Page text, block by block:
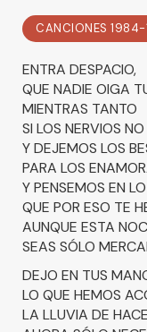
CANCIONES
ENTRA DESPACIO,
QUE NADIE OIGA
MIENTRAS TANTO
SI LOS NERVIOS
Y DEJEMOS LOS
PARA LOS
Y PENSEMOS EN
QUE POR ESO TE
AUNQUE ESTA
SEAS SÓLO
DEJO EN TUS
LO QUE HEMOS
LA LLUVIA DE